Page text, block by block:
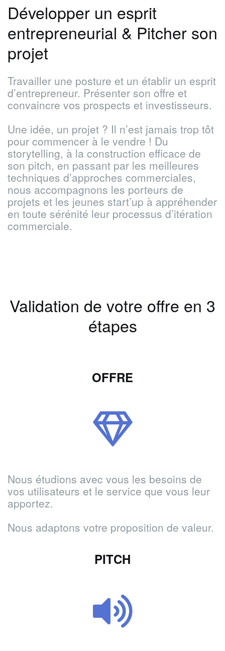
Développer un esprit
entrepreneurial & Pitcher son
projet
Travailler une posture et un établir un esprit
d’entrepreneur. Présenter son offre et
convaincre vos prospects et investisseurs.
Une idée, un projet ? Il n’est jamais trop tôt
pour commencer à le vendre ! Du
storytelling, à la construction efficace de
son pitch, en passant par les meilleures
techniques d’approches commerciales,
nous accompagnons les porteurs de
projets et les jeunes start’up à appréhender
en toute sérénité leur processus d’itération
commerciale.
Validation de votre offre en 3
étapes
OFFRE
Nous étudions avec vous les besoins de
vos utilisateurs et le service que vous leur
apportez.
Nous adaptons votre proposition de valeur.
PITCH